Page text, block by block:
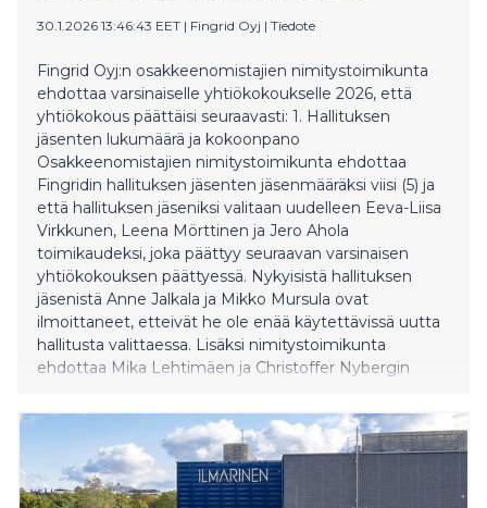
30.1.2026 13:46:43 EET | Fingrid Oyj | Tiedote
Fingrid Oyj:n osakkeenomistajien nimitystoimikunta
ehdottaa varsinaiselle yhtiökokoukselle 2026, että
yhtiökokous päättäisi seuraavasti: 1. Hallituksen
jäsenten lukumäärä ja kokoonpano
Osakkeenomistajien nimitystoimikunta ehdottaa
Fingridin hallituksen jäsenten jäsenmääräksi viisi (5) ja
että hallituksen jäseniksi valitaan uudelleen Eeva-Liisa
Virkkunen, Leena Mörttinen ja Jero Ahola
toimikaudeksi, joka päättyy seuraavan varsinaisen
yhtiökokouksen päättyessä. Nykyisistä hallituksen
jäsenistä Anne Jalkala ja Mikko Mursula ovat
ilmoittaneet, etteivät he ole enää käytettävissä uutta
hallitusta valittaessa. Lisäksi nimitystoimikunta
ehdottaa Mika Lehtimäen ja Christoffer Nybergin
toimikaudeksi. Mika Lehtimäki, kauppatieteiden
maisteri, diplomi-insinööri, Suomen kansalainen.
Lehtimäki on toiminut Boliden-konsernin
energiapäällikkönä vuodesta 2011 alkaen. Aiemmin